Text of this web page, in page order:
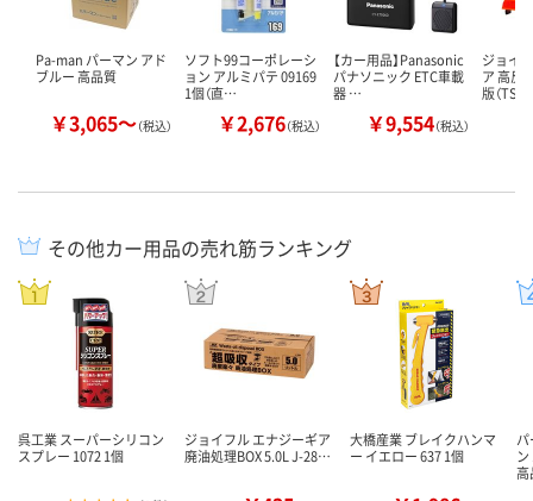
Pa-man パーマン アド
ブルー 高品質
￥3,065～（税込）
ソフト99コーポレーシ
ョン アルミパテ 09169
1個（直…
￥2,676（税込）
【カー用品】Panasonic
パナソニック ETC車載
器 …
￥9,554（税込）
ジョイ
ア 高反
版（TS
その他カー用品の売れ筋ランキング
呉工業 スーパーシリコン
スプレー 1072 1個
ジョイフル エナジーギア
廃油処理BOX 5.0L J-28…
大橋産業 ブレイクハンマ
ー イエロー 637 1個